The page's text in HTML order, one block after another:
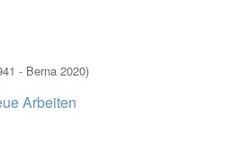
- Berna 2020)
Arbeiten